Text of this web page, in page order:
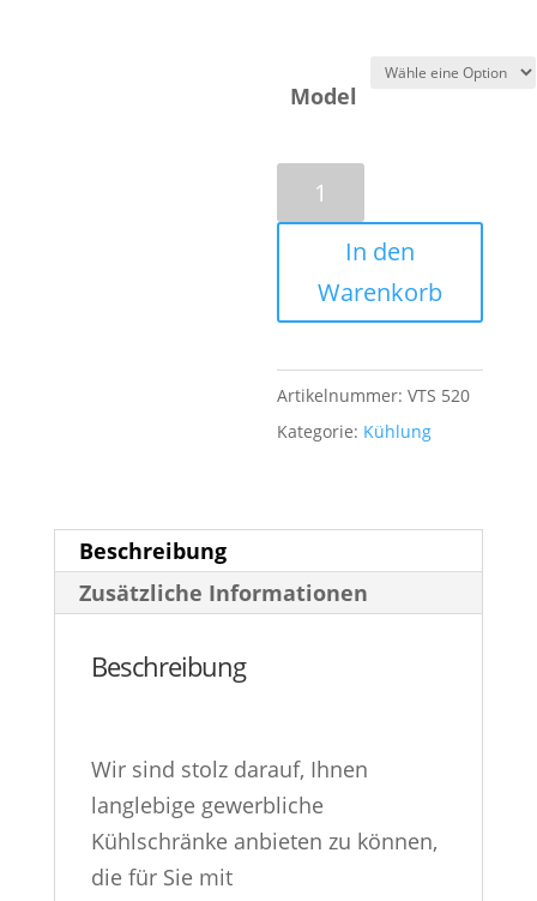
Model
520
Vertikale
Kühlschränke
1
733-
765
In den
Warenkorb
Artikelnummer:VTS 520
Kategorie: Kühlung
Beschreibung
Zusätzliche Informationen
Beschreibung
Wir sind stolz darauf, Ihnen
langlebige gewerbliche
Kühlschränke anbieten zu können,
die für Sie mit